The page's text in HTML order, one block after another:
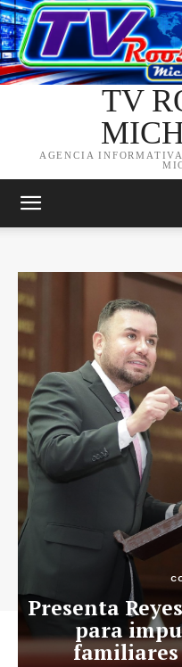
TV
AGENCIA
Presenta
para
familiares